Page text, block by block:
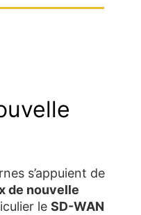
s’appuient de
de nouvelle
le SD-WAN